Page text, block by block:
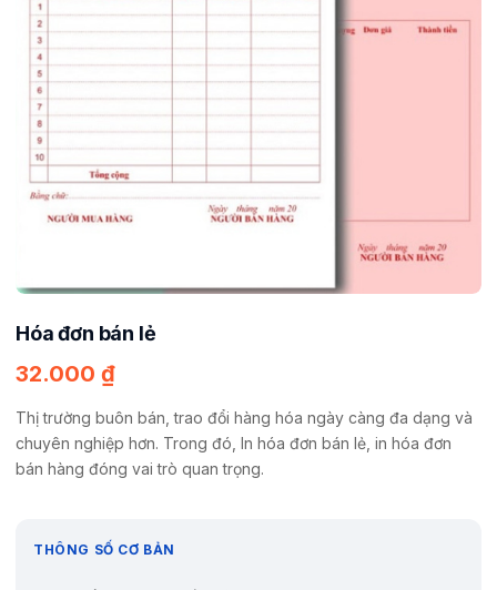
Hóa đơn bán lẻ
32.000 ₫
Thị trường buôn bán, trao đổi hàng hóa ngày càng đa dạng và
chuyên nghiệp hơn. Trong đó, In hóa đơn bán lẻ, in hóa đơn
bán hàng đóng vai trò quan trọng.
THÔNG SỐ CƠ BẢN